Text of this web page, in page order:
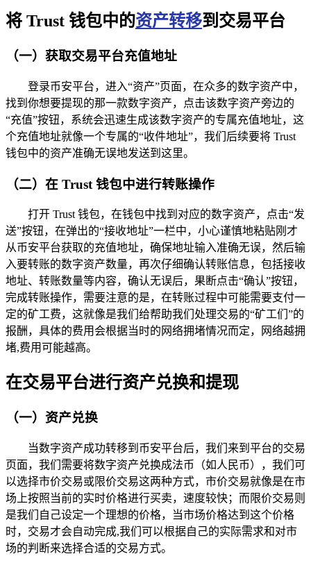
将 Trust 钱包中的资产转移到交易平台
（一）获取交易平台充值地址
登录币安平台，进入“资产”页面，在众多的数字资产中，
找到你想要提现的那一款数字资产，点击该数字资产旁边的
“充值”按钮，系统会迅速生成该数字资产的专属充值地址，这
个充值地址就像一个专属的“收件地址”，我们后续要将 Trust
钱包中的资产准确无误地发送到这里。
（二）在 Trust 钱包中进行转账操作
打开 Trust 钱包，在钱包中找到对应的数字资产，点击“发
送”按钮，在弹出的“接收地址”一栏中，小心谨慎地粘贴刚才
从币安平台获取的充值地址，确保地址输入准确无误，然后输
入要转账的数字资产数量，再次仔细确认转账信息，包括接收
地址、转账数量等内容，确认无误后，果断点击“确认”按钮，
完成转账操作，需要注意的是，在转账过程中可能需要支付一
定的矿工费，这就像是我们给帮助我们处理交易的“矿工们”的
报酬，具体的费用会根据当时的网络拥堵情况而定，网络越拥
堵,费用可能越高。
在交易平台进行资产兑换和提现
（一）资产兑换
当数字资产成功转移到币安平台后，我们来到平台的交易
页面，我们需要将数字资产兑换成法币（如人民币），我们可
以选择市价交易或限价交易这两种方式，市价交易就像是在市
场上按照当前的实时价格进行买卖，速度较快；而限价交易则
是我们自己设定一个理想的价格，当市场价格达到这个价格
时，交易才会自动完成,我们可以根据自己的实际需求和对市
场的判断来选择合适的交易方式。